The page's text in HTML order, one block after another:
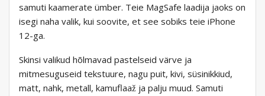
samuti kaamerate ümber. Teie MagSafe laadija jaoks on
isegi naha valik, kui soovite, et see sobiks teie iPhone
12-ga.
Skinsi valikud hõlmavad pastelseid värve ja
mitmesuguseid tekstuure, nagu puit, kivi, süsinikkiud,
matt, nahk, metall, kamuflaaž ja palju muud. Samuti